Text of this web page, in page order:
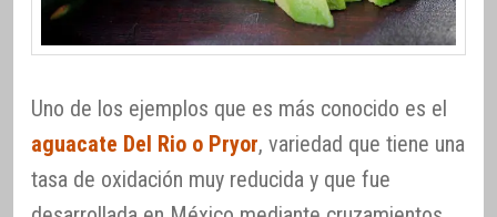
Uno de los ejemplos que es más conocido es el
aguacate Del Rio o Pryor, variedad que tiene una
tasa de oxidación muy reducida y que fue